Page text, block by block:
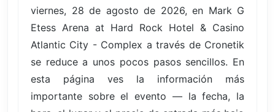
viernes, 28 de agosto de 2026, en Mark G
Etess Arena at Hard Rock Hotel & Casino
Atlantic City - Complex a través de Cronetik
se reduce a unos pocos pasos sencillos. En
esta página ves la información más
importante sobre el evento — la fecha, la